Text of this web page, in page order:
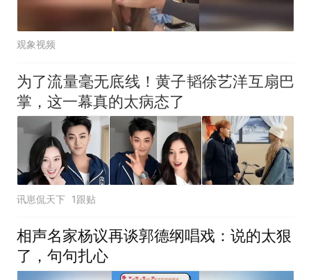
观象视频
为了流量毫无底线！黄子韬徐艺洋互扇巴
掌，这一幕真的太病态了
讯崽侃天下 1跟贴
相声名家杨议再谈郭德纲唱戏：说的太狠
了，句句扎心